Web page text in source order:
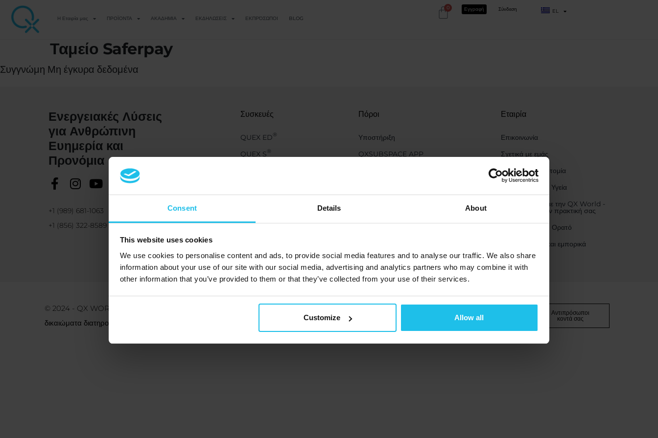
Consent Details About
This website uses cookies
We use cookies to personalise content and ads, to provide social media features and to analyse our traffic. We also share
information about your use of our site with our social media, advertising and analytics partners who may combine it with
other information that you’ve provided to them or that they’ve collected from your use of their services.
Customize Allow all
Η Εταιρία μας ΠΡΟΪΟΝΤΑ ΑΚΑΔΗΜΙΑ ΕΚΔΗΛΩΣΕΙΣ ΕΚΠΡΌΣΩΠΟΙ BLOG
0 Εγγραφή Σύνδεση EL
Ταμείο Saferpay
Συγγνώμη Μη έγκυρα δεδομένα
Ενεργειακές Λύσεις
για Ανθρώπινη
Ευημερία και
Προνόμια
+1 (989) 681-1063
+1 (856) 322-8589
Συσκευές
QUEX ED®
QUEX S®
Πόροι
Υποστήριξη
QXSUBSPACE APP
Ακαδημία
newsletter
Εταιρία
Επικοινωνία
Σχετικά με εμάς
Έρευνα & Καινοτομία
Μέριμνα για την Υγεία
Συνεργαστείτε με την QX World -
Αναβαθμίστε την πρακτική σας
Γνωρίστε το Μη Ορατό
Πιστοποιήσεις και εμπορικά
σήματα
© 2024 - QX WORLD Kft. - Όλα τα
δικαιώματα διατηρούνται.
Πολιτική απορρήτου Ειδοποίηση για τα cookies Όροι και προϋποθέσεις
Αντιπρόσωποι
κοντά σας